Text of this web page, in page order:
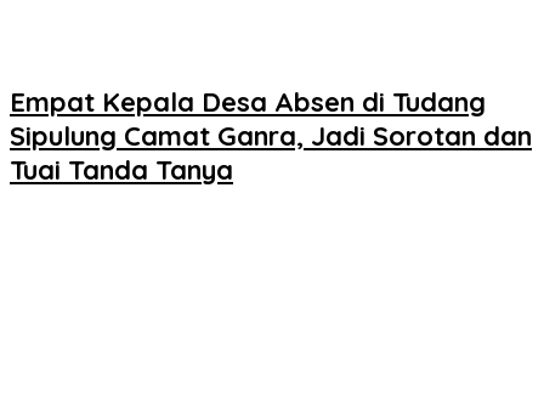
Empat Kepala Desa Absen di Tudang
Sipulung Camat Ganra, Jadi Sorotan dan
Tuai Tanda Tanya